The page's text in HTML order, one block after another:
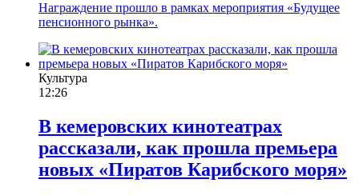
Награждение прошло в рамках мероприятия «Будущее
пенсионного рынка».
Культура
12:26
В кемеровских кинотеатрах
рассказали, как прошла премьера
новых «Пиратов Карибского моря»